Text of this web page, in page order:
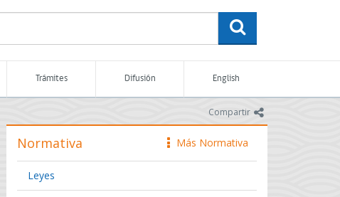
Trámites Difusión English
Compartir icono
icono
Más Normativa
Normativa
Leyes